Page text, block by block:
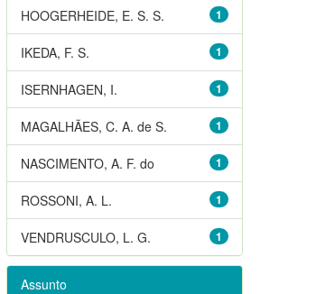
1
HOOGERHEIDE, E. S. S.
1
IKEDA, F. S.
1
ISERNHAGEN, I.
1
MAGALHÃES, C. A. de S.
1
NASCIMENTO, A. F. do
1
ROSSONI, A. L.
1
VENDRUSCULO, L. G.
Assunto